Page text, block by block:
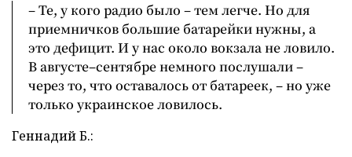
– Те, у кого радио было – тем легче. Но для
приемничков большие батарейки нужны, а
это дефицит. И у нас около вокзала не ловило.
В августе–сентябре немного послушали –
через то, что оставалось от батареек, – но уже
только украинское ловилось.
Геннадий Б.: